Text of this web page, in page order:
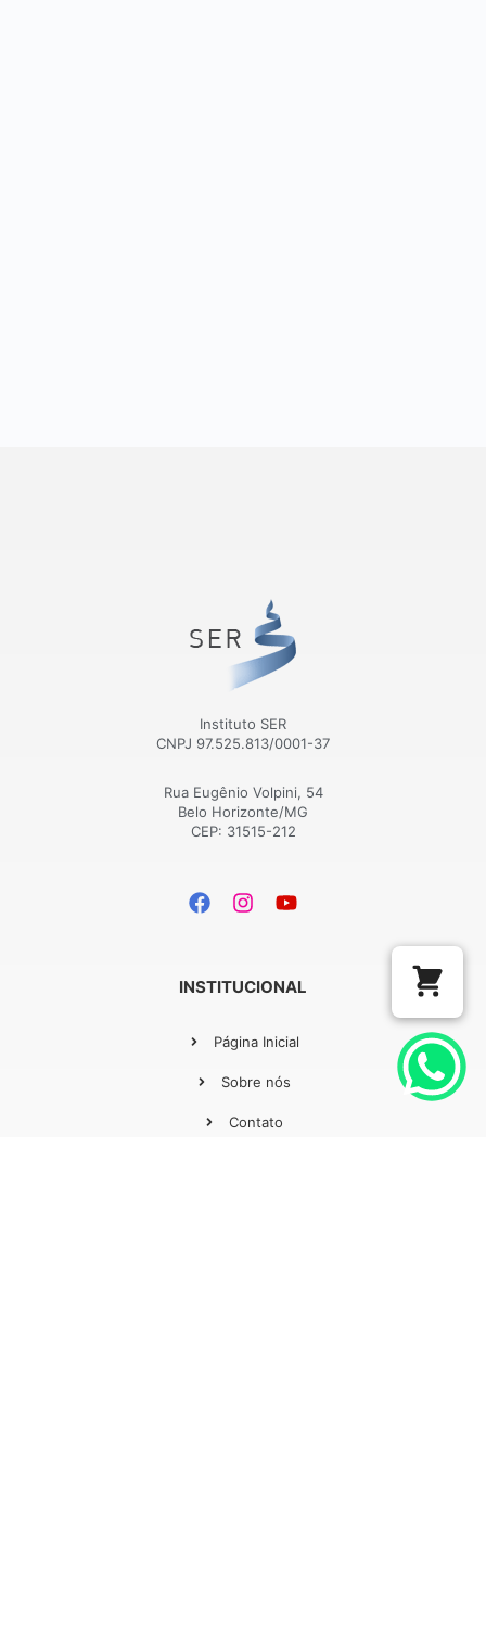
Instituto SER
CNPJ 97.525.813/0001-37
Rua Eugênio Volpini, 54
Belo Horizonte/MG
CEP: 31515-212
INSTITUCIONAL
Página Inicial
Sobre nós
Contato